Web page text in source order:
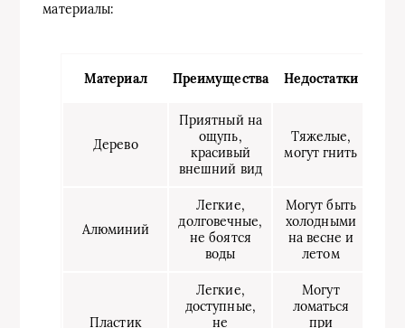
материалы:
Материал Преимущества Недостатки
Дерево
Приятный на
ощупь,
красивый
внешний вид
Тяжелые,
могут гнить
Алюминий
Легкие,
долговечные,
не боятся
воды
Могут быть
холодными
на весне и
летом
Пластик
Легкие,
доступные,
не
Могут
ломаться
при